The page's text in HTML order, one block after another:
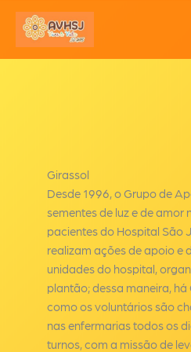
para
Girassol
Desde 1996, o Grupo de
sementes de luz e de amor
pacientes do Hospital São
realizam ações de apoio e
unidades do hospital,
plantão; dessa maneira, há
como os voluntários são
nas enfermarias todos os
turnos, com a missão de